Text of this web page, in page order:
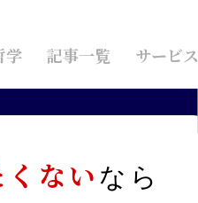
学 記事一覧 サービス
ない なら